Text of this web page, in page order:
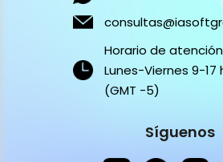
Horario de
Lunes-Viernes 9-17
(GMT -5)
Síguenos